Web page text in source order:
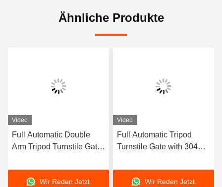
Ähnliche Produkte
Video
Full Automatic Double
Arm Tripod Turnstile Gate
Communication AC
220V/110V and 30-45
Wir Reden Jetzt.
Video
Full Automatic Tripod
Turnstile Gate with 304
Construction AC
220V/110V and 30-45
Wir Reden Jetzt.